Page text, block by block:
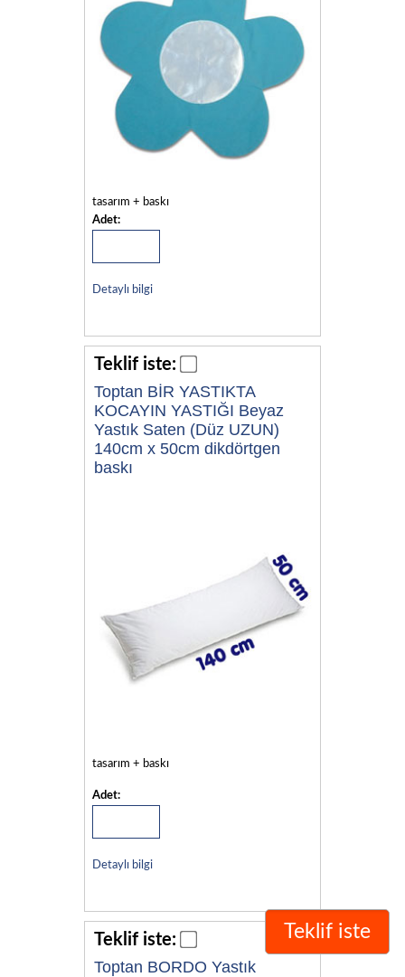
tasarım + baskı
Adet:
Detaylı bilgi
Teklif iste:
Toptan BİR YASTIKTA
KOCAYIN YASTIĞI Beyaz
Yastık Saten (Düz UZUN)
140cm x 50cm dikdörtgen
baskı
tasarım + baskı
Adet:
Detaylı bilgi
Teklif iste:
Toptan BORDO Yastık
Teklif iste